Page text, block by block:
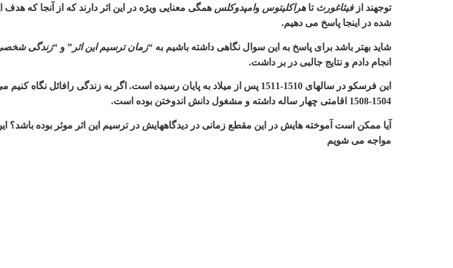
توجهند از فیثاغورث تا هراکلیتوس وامپدوکلس همگی معنایی ویژه در این اثر دارند که از آنجا که
شده در اینجا پاسخ می دهیم.
شاید بهتر باشد برای پاسخ به این سوال نگاهی داشته باشیم به “زمان ترسیم این اثر ” و “زندگی شخصی
انجام دادم و نتایج جالبی در بر داشت.
این فرسکو در سالهای 1510-1511 پس از میلاد به پایان رسیده است. اگر به زندگی رافائل نگاه کنیم می بینیم که او اندکی قبل از آن در شهر
1504-1508 اقامتی چهار ساله داشته و مشغول دانش اندوختن بوده است
.
آیا ممکن است آموخته هایش در این مقطع زمانی در دیدگاههایش در ترسیم این اثر موثر بوده باشد؟
مواجه می شویم